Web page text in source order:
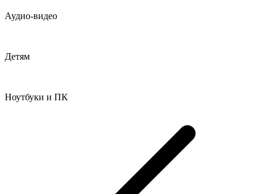
Аудио-видео
Детям
Ноутбуки и ПК